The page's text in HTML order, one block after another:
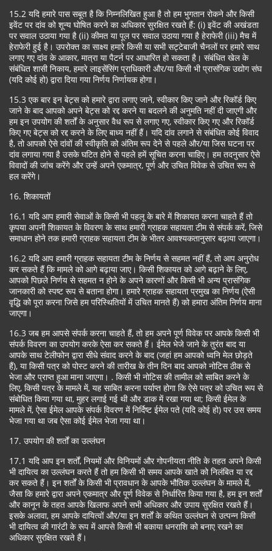
15.2 यदि हमारे पास सबूत है कि निम्नलिखित हुआ है तो हम भुगतान रोकने और किसी
इवेंट पर दांव को शून्य घोषित करने का अधिकार सुरक्षित रखते हैं: (i) इवेंट की अखंडता
पर सवाल उठाया गया है (ii) कीमत या पूल पर सवाल उठाया गया है हेराफेरी (iii) मैच में
हेराफेरी हुई है। उपरोक्त का साक्ष्य हमारे किसी या सभी सट्टेबाजी चैनलों पर हमारे साथ
लगाए गए दांव के आकार, मात्रा या पैटर्न पर आधारित हो सकता है। संबंधित खेल के
संबंधित शासी निकाय, हमारे लाइसेंसिंग प्राधिकारी और/या किसी भी प्रासंगिक उद्योग संघ
(यदि कोई हो) द्वारा दिया गया निर्णय निर्णायक होगा।
15.3 एक बार इन बेट्स को हमारे द्वारा लगाए जाने, स्वीकार किए जाने और रिकॉर्ड किए
जाने के बाद आपको अपने बेट्स को रद्द करने या बदलने की अनुमति नहीं दी जाएगी और
हम इन उपयोग की शर्तों के अनुसार वैध रूप से लगाए गए, स्वीकार किए गए और रिकॉर्ड
किए गए बेट्स को रद्द करने के लिए बाध्य नहीं हैं। यदि दांव लगाने से संबंधित कोई विवाद
है, तो आपको ऐसे दांवों की स्वीकृति को अंतिम रूप देने से पहले और/या जिस घटना पर
दांव लगाया गया है उसके घटित होने से पहले हमें सूचित करना चाहिए। हम तदनुसार ऐसे
विवादों की जांच करेंगे और उन्हें अपने एकमात्र, पूर्ण और उचित विवेक से उचित रूप से
हल करेंगे।
16. शिकायतों
16.1 यदि आप हमारी सेवाओं के किसी भी पहलू के बारे में शिकायत करना चाहते हैं तो
कृपया अपनी शिकायत के विवरण के साथ हमारी ग्राहक सहायता टीम से संपर्क करें, जिसे
समाधान होने तक हमारी ग्राहक सहायता टीम के भीतर आवश्यकतानुसार बढ़ाया जाएगा।
16.2 यदि आप हमारी ग्राहक सहायता टीम के निर्णय से सहमत नहीं हैं, तो आप अनुरोध
कर सकते हैं कि मामले को आगे बढ़ाया जाए। किसी शिकायत को आगे बढ़ाने के लिए,
आपको पिछले निर्णय से सहमत न होने के अपने कारणों और किसी भी अन्य प्रासंगिक
जानकारी को स्पष्ट रूप से बताना होगा। हमारे ग्राहक सहायता प्रमुख का निर्णय (ऐसी
वृद्धि को पूरा करना जिसे हम परिस्थितियों में उचित मानते हैं) को हमारा अंतिम निर्णय माना
जाएगा।
16.3 जब हम आपसे संपर्क करना चाहते हैं, तो हम अपने पूर्ण विवेक पर आपके किसी भी
संपर्क विवरण का उपयोग करके ऐसा कर सकते हैं। ईमेल भेजे जाने के तुरंत बाद या
आपके साथ टेलीफोन द्वारा सीधे संवाद करने के बाद (जहां हम आपको ध्वनि मेल छोड़ते
हैं), या किसी पत्र को पोस्ट करने की तारीख के तीन दिन बाद आपको नोटिस ठीक से
भेजा और प्राप्त हुआ माना जाएगा। . किसी भी नोटिस की तामील को साबित करने के
लिए, किसी पत्र के मामले में, यह साबित करना पर्याप्त होगा कि ऐसे पत्र को उचित रूप से
संबोधित किया गया था, मुहर लगाई गई थी और डाक में रखा गया था; किसी ईमेल के
मामले में, ऐसा ईमेल आपके संपर्क विवरण में निर्दिष्ट ईमेल पते (यदि कोई हो) पर उस समय
भेजा गया था जब ऐसा कोई ईमेल भेजा गया था।
17. उपयोग की शर्तों का उल्लंघन
17.1 यदि आप इन शर्तों, नियमों और विनियमों और गोपनीयता नीति के तहत अपने किसी
भी दायित्व का उल्लंघन करते हैं तो हम किसी भी समय आपके खाते को निलंबित या रद्द
कर सकते हैं। इन शर्तों के किसी भी प्रावधान के आपके भौतिक उल्लंघन के मामले में,
जैसा कि हमारे द्वारा अपने एकमात्र और पूर्ण विवेक से निर्धारित किया गया है, हम इन शर्तों
और कानून के तहत आपके खिलाफ अपने सभी अधिकार और उपाय सुरक्षित रखते हैं।
इसके अलावा, हम आपके दायित्वों और/या इन शर्तों के कथित उल्लंघन से उत्पन्न किसी
भी दायित्व की गारंटी के रूप में आपसे किसी भी बकाया धनराशि को बनाए रखने का
अधिकार सुरक्षित रखते हैं।